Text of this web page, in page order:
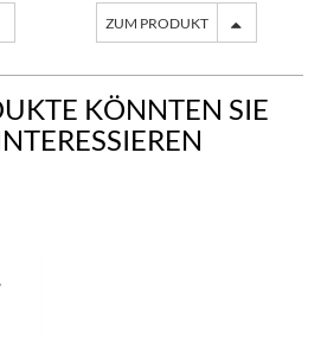
ZUM PRODUKT
KÖNNTEN SIE